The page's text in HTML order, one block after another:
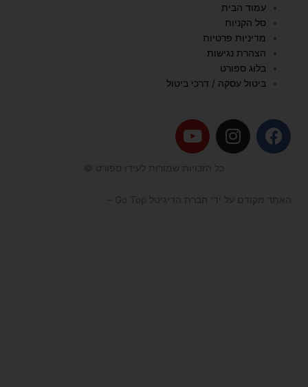
עמוד הבית
סל הקניות
מדיניות פרטיות
הצהרת נגישות
בלוג ספורט
ביטול עסקה / דרכי ביטול
F
a
b
I
n
a
Y
o
u
u
כל הזכויות שמורות לעידו ספורט ©
האתר מקודם על ידי חברת הדיגיטל Go Top –